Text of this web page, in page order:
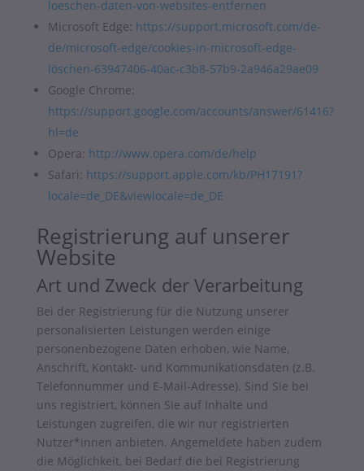
loeschen-daten-von-websites-entfernen
Microsoft Edge: https://support.microsoft.com/de-
de/microsoft-edge/cookies-in-microsoft-edge-
löschen-63947406-40ac-c3b8-57b9-2a946a29ae09
Google Chrome:
https://support.google.com/accounts/answer/61416?
hl=de
Opera: http://www.opera.com/de/help
Safari: https://support.apple.com/kb/PH17191?
locale=de_DE&viewlocale=de_DE
Registrierung auf unserer
Website
Art und Zweck der Verarbeitung
Bei der Registrierung für die Nutzung unserer
personalisierten Leistungen werden einige
personenbezogene Daten erhoben, wie Name,
Anschrift, Kontakt- und Kommunikationsdaten (z.B.
Telefonnummer und E-Mail-Adresse). Sind Sie bei
uns registriert, können Sie auf Inhalte und
Leistungen zugreifen, die wir nur registrierten
Nutzer*innen anbieten. Angemeldete haben zudem
die Möglichkeit, bei Bedarf die bei Registrierung